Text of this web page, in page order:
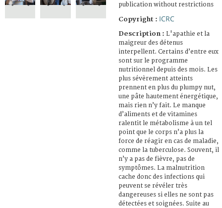
publication without restrictions
Copyright : ICRC
Description : L'apathie et la
maigreur des détenus
interpellent. Certains d’entre eux
sont sur le programme
nutritionnel depuis des mois. Les
plus sévèrement atteints
prennent en plus du plumpy nut,
une pâte hautement énergétique,
mais rien n’y fait. Le manque
d’aliments et de vitamines
ralentit le métabolisme à un tel
point que le corps n’a plus la
force de réagir en cas de maladie,
comme la tuberculose. Souvent, il
n’y a pas de fièvre, pas de
symptômes. La malnutrition
cache donc des infections qui
peuvent se révéler très
dangereuses si elles ne sont pas
détectées et soignées. Suite au